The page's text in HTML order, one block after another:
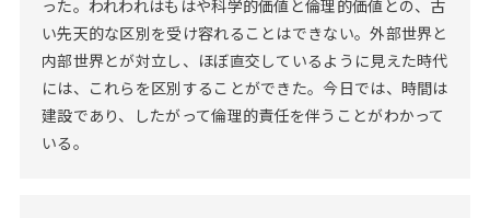
った。われわれはもはや科学的価値と倫理的価値との、古
い先天的な区別を受け容れることはできない。外部世界と
内部世界とが対立し、ほぼ直交しているように見えた時代
には、これらを区別することができた。今日では、時間は
建設であり、したがって倫理的責任を伴うことがわかって
いる。